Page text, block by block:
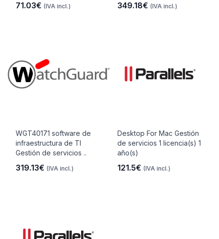
71.03€ (IVA incl.) 349.18€ (IVA incl.)
WGT40171 software de
infraestructura de TI
Gestión de servicios ..
319.13€ (IVA incl.)
Desktop For Mac Gestión
de servicios 1 licencia(s) 1
año(s)
121.5€ (IVA incl.)